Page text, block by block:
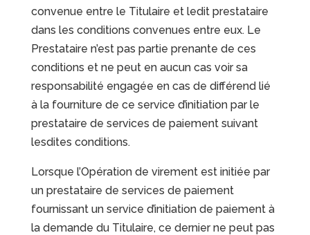
convenue entre le Titulaire et ledit prestataire
dans les conditions convenues entre eux. Le
Prestataire n’est pas partie prenante de ces
conditions et ne peut en aucun cas voir sa
responsabilité engagée en cas de différend lié
à la fourniture de ce service d’initiation par le
prestataire de services de paiement suivant
lesdites conditions.
Lorsque l’Opération de virement est initiée par
un prestataire de services de paiement
fournissant un service d’initiation de paiement à
la demande du Titulaire, ce dernier ne peut pas